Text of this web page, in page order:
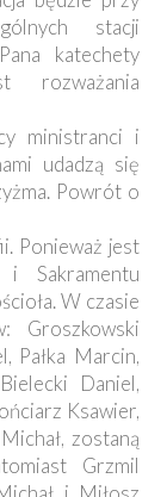
stacji
katechety
rozważania
ministranci i
udadzą się
Powrót o
Ponieważ jest
Sakramentu
W czasie
Groszkowski
Pałka Marcin,
Daniel,
Ksawier,
zostaną
Grzmil